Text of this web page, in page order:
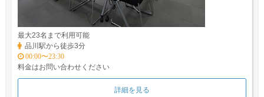
最大23名まで利用可能
品川駅から徒歩3分
00:00〜23:30
料金はお問い合わせください
詳細を見る